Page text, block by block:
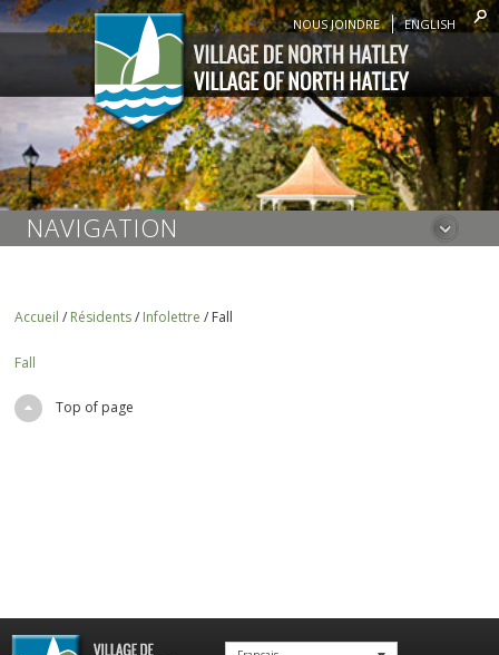
NOUS JOINDRE ENGLISH
NAVIGATION
Accueil / Résidents/ Infolettre / Fall
Fall
Top of page